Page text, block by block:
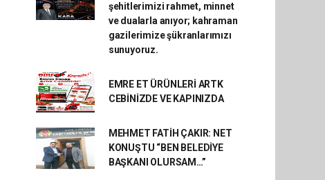
şehitlerimizi rahmet, minnet
ve dualarla anıyor; kahraman
gazilerimize şükranlarımızı
sunuyoruz.
EMRE ET ÜRÜNLERİ ARTK
CEBİNİZDE VE KAPINIZDA
MEHMET FATİH ÇAKIR: NET
KONUŞTU “BEN BELEDİYE
BAŞKANI OLURSAM…”